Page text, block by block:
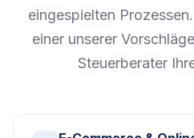
eingespielten
einer unserer
Steuerberater